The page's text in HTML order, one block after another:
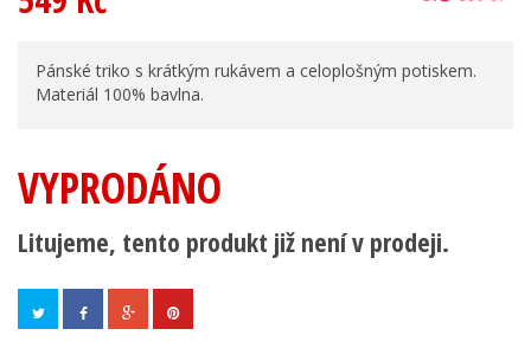
Pánské triko s krátkým rukávem a celoplošným potiskem.
Materiál 100% bavlna.
VYPRODÁNO
Litujeme, tento produkt již není v prodeji.